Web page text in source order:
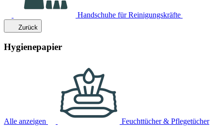
Handschuhe für Reinigungskräfte
Zurück
Hygienepapier
Alle anzeigen Feuchttücher & Pflegetücher